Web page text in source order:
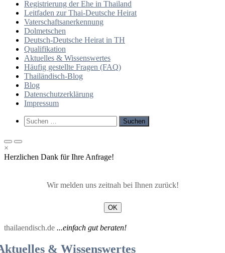
Registrierung der Ehe in Thailand
Leitfaden zur Thai-Deutsche Heirat
Vaterschaftsanerkennung
Dolmetschen
Deutsch-Deutsche Heirat in TH
Qualifikation
Aktuelles & Wissenswertes
Häufig gestellte Fragen (FAQ)
Thailändisch-Blog
Blog
Datenschutzerklärung
Impressum
Such-
Formular
Suchen
nach:
Primäres
Menü
für
Primäres
Menü
für
×
Herzlichen Dank für Ihre Anfrage!
Wir melden uns zeitnah bei Ihnen zurück!
OK
thailaendisch.de ...einfach gut beraten!
& Wissenswertes